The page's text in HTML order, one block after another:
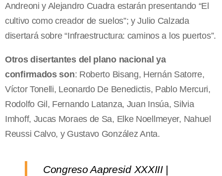
Andreoni y Alejandro Cuadra estarán presentando “El
cultivo como creador de suelos”; y Julio Calzada
disertará sobre “Infraestructura: caminos a los puertos”.
Otros disertantes del plano nacional ya
confirmados son: Roberto Bisang, Hernán Satorre,
Víctor Tonelli, Leonardo De Benedictis, Pablo Mercuri,
Rodolfo Gil, Fernando Latanza, Juan Insúa, Silvia
Imhoff, Jucas Moraes de Sa, Elke Noellmeyer, Nahuel
Reussi Calvo, y Gustavo González Anta.
Congreso Aapresid XXXIII |